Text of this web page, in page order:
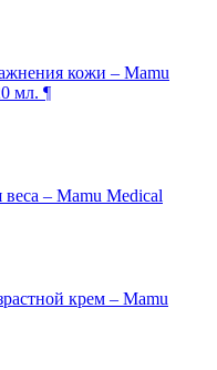
кожи – Mamu
мл. ¶
– Mamu Medical
крем – Mamu